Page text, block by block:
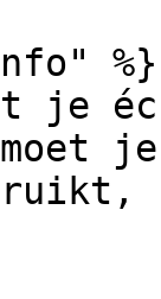
%}
je
je